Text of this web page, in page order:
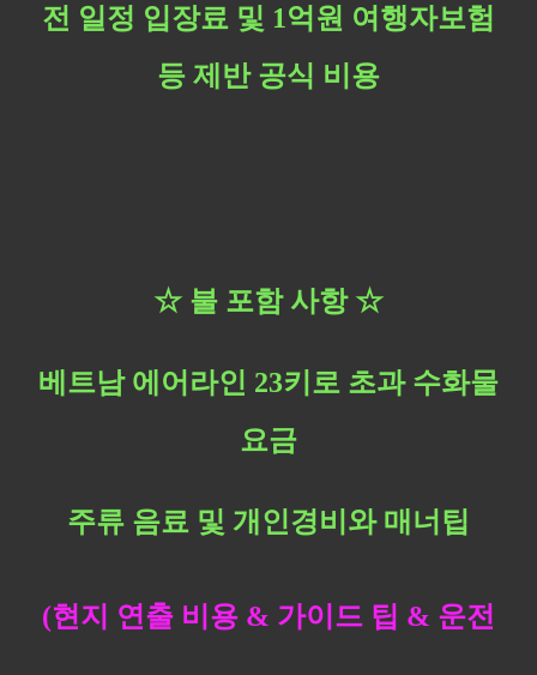
전 일정 입장료 및 1억원 여행자보험
등 제반 공식 비용
☆ ​ 불 포함 사항 ☆
베트남 에어라인 23키로 초과 수화물
요금
주류 음료 및 개인경비와 매너팁
(현지 연출 비용 & 가이드 팁 & 운전